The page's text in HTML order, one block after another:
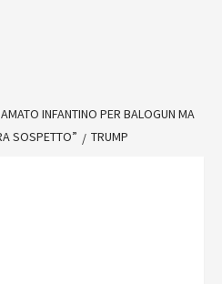
INFANTINO PER BALOGUN MA
SOSPETTO”
TRUMP